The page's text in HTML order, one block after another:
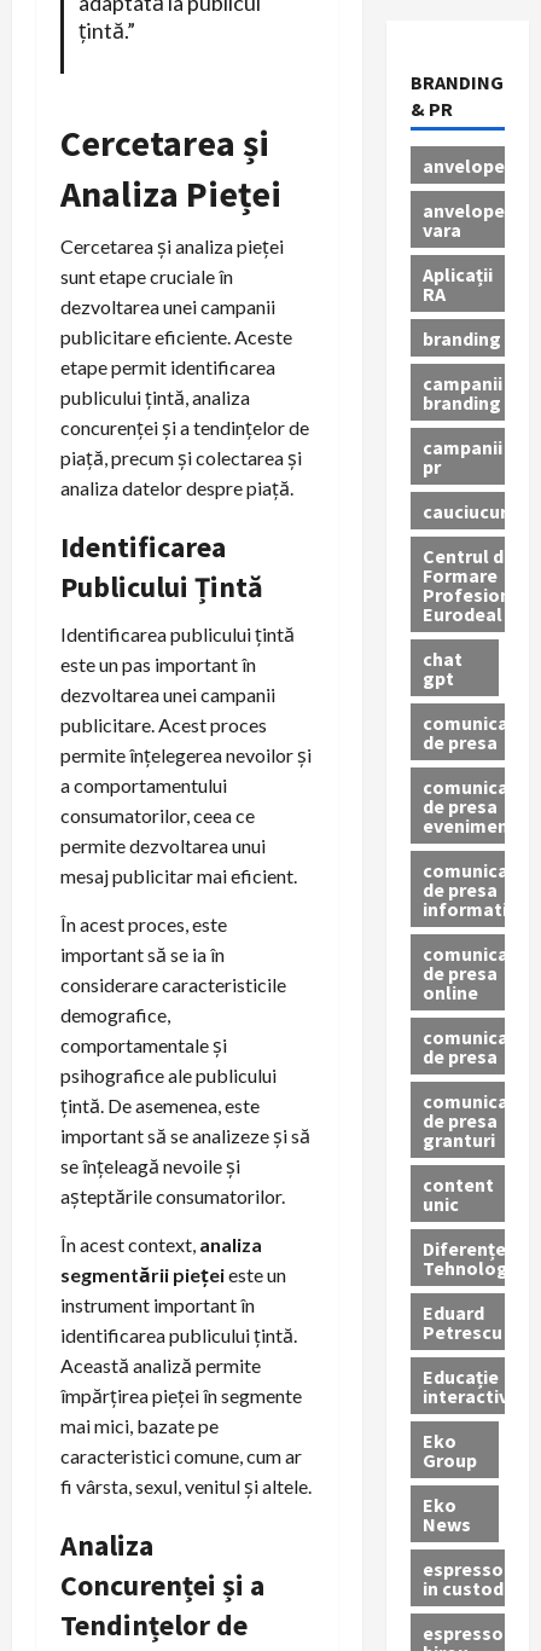
țintă.”
Cercetarea și
Analiza Pieței
Cercetarea și analiza pieței
sunt etape cruciale în
dezvoltarea unei campanii
publicitare eficiente. Aceste
etape permit identificarea
publicului țintă, analiza
concurenței și a tendințelor de
piață, precum și colectarea și
analiza datelor despre piață.
Identificarea
Publicului Țintă
Identificarea publicului țintă
este un pas important în
dezvoltarea unei campanii
publicitare. Acest proces
permite înțelegerea nevoilor și
a comportamentului
consumatorilor, ceea ce
permite dezvoltarea unui
mesaj publicitar mai eficient.
În acest proces, este
important să se ia în
considerare caracteristicile
demografice,
comportamentale și
psihografice ale publicului
țintă. De asemenea, este
important să se analizeze și să
se înțeleagă nevoile și
așteptările consumatorilor.
În acest context, analiza
segmentării piețeieste un
instrument important în
identificarea publicului țintă.
Această analiză permite
împărțirea pieței în segmente
mai mici, bazate pe
caracteristici comune, cum ar
fi vârsta, sexul, venitul și altele.
Analiza
Concurenței și a
Tendințelor de
BRANDING
& PR
anvelope
anvelope
vara
Aplicații
RA
branding
campanii
branding
campanii
pr
cauciucuri
Centrul de
Formare
Profesionala
Eurodeal
chat
gpt
comunicat
de presa
comunicat
de presa
eveniment
comunicat
de presa
informativ
comunicat
de presa
online
comunicate
de presa
comunicate
de presa
granturi
content
unic
Diferențe
Tehnologice
Eduard
Petrescu
Educație
interactivă
Eko
Group
Eko
News
espressoare
in custodie
espressor